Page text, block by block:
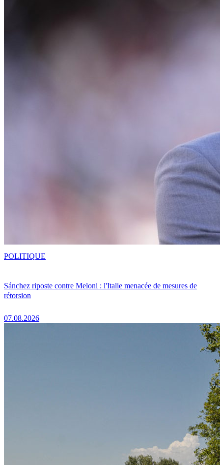
Sánchez riposte contre Meloni : l'Italie menacée de mesures de
rétorsion
07.08.2026
POLITIQUE